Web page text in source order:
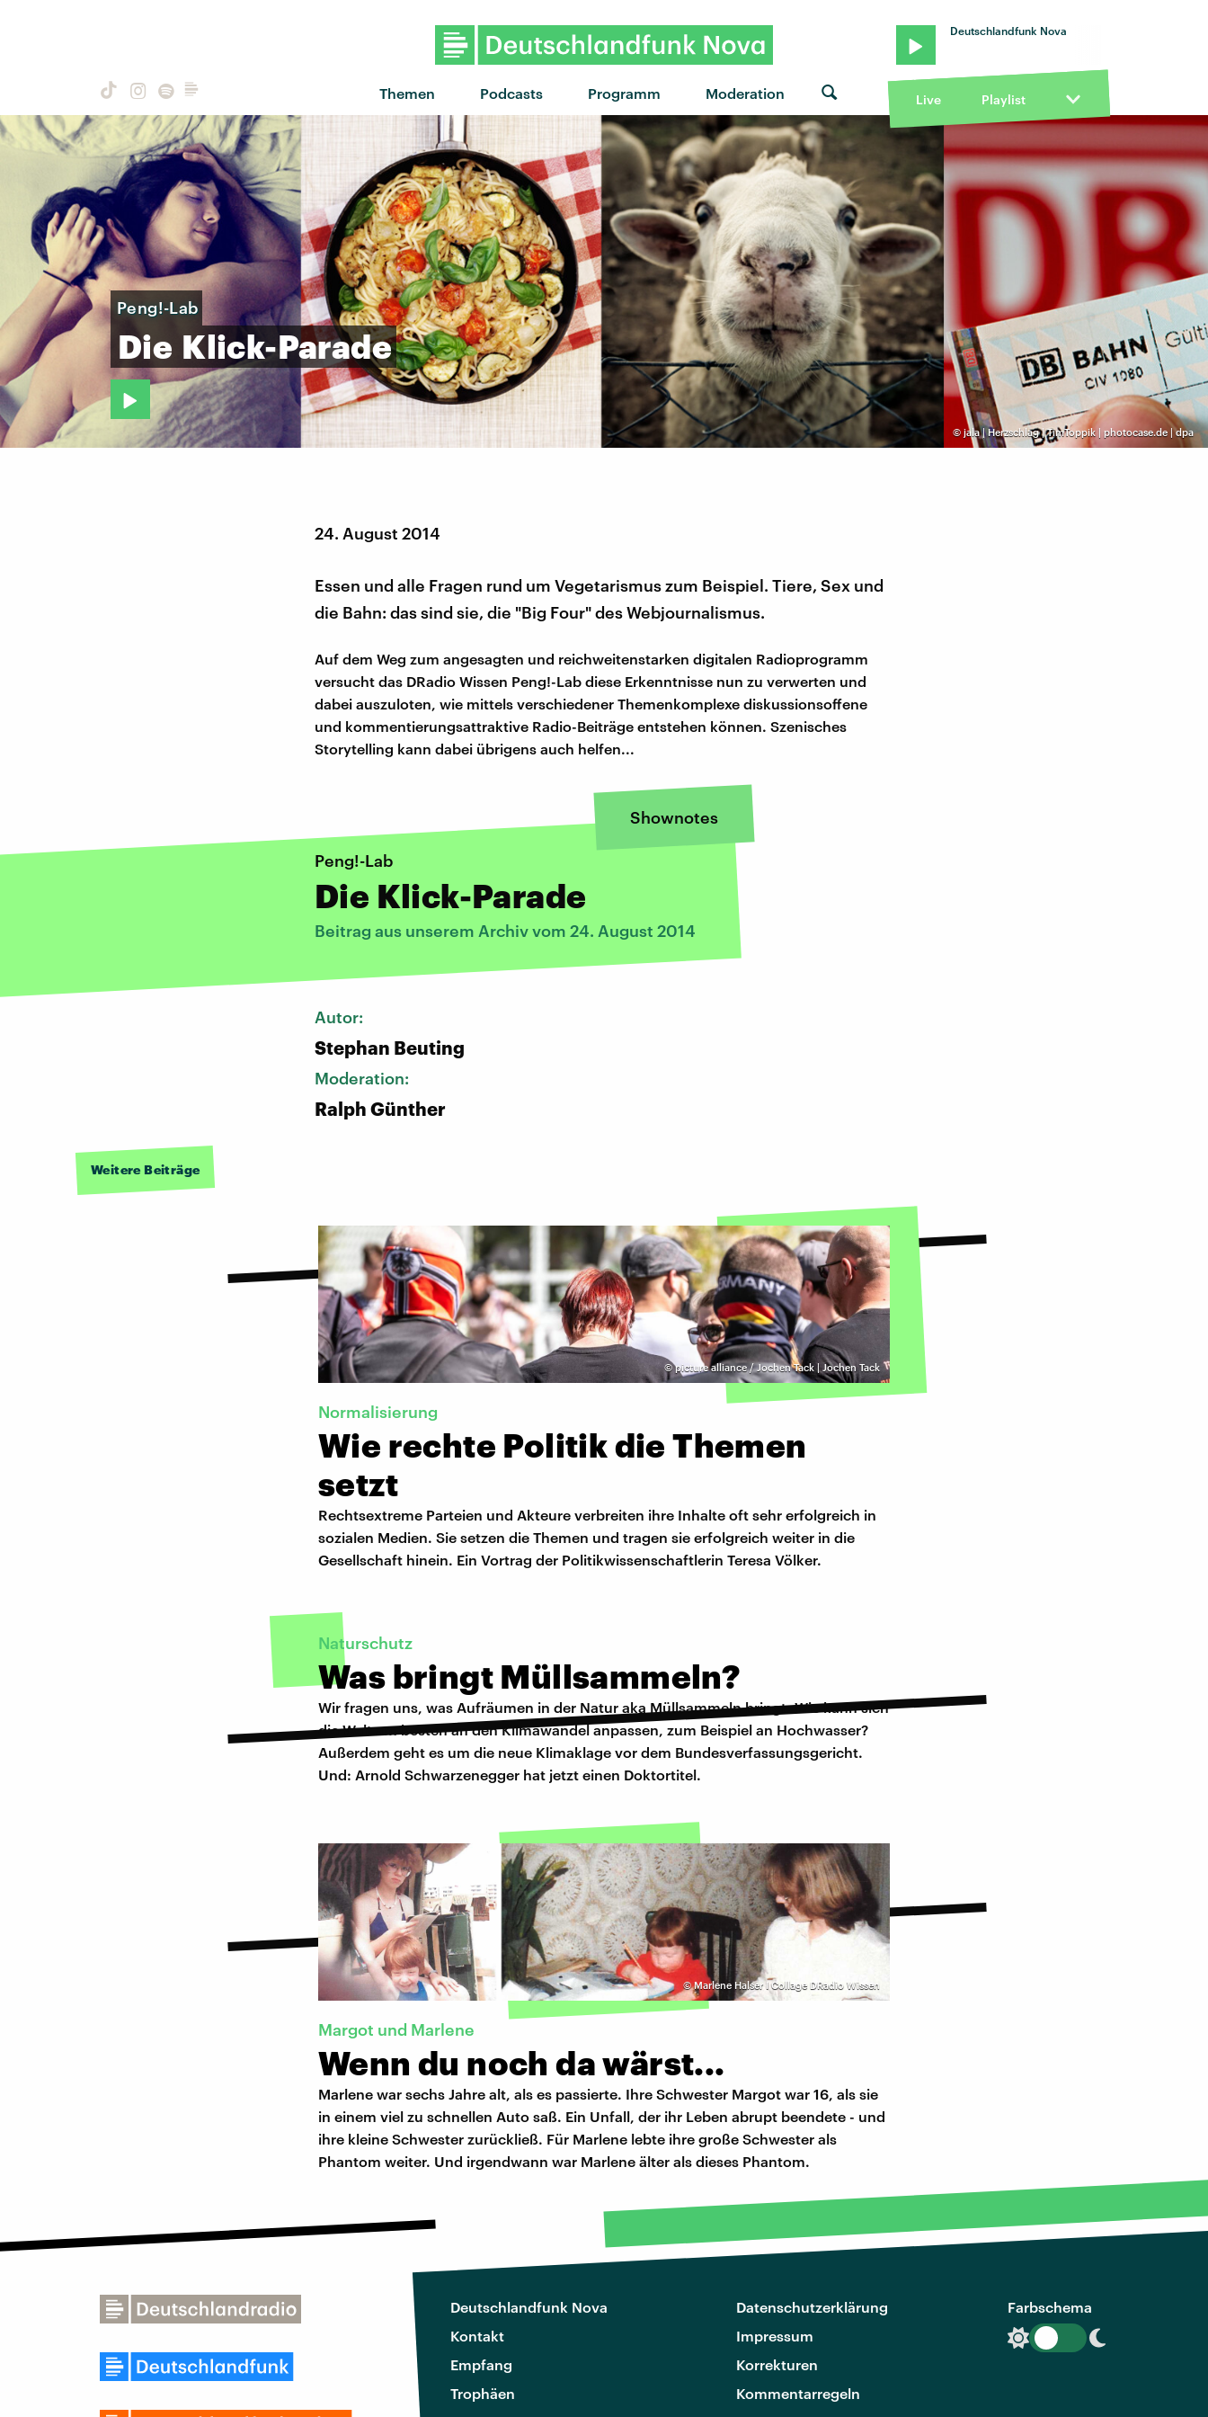
Themen Podcasts Programm Moderation
Deutschlandfunk Nova
Live Playlist
© jala | Herzschlag | TimToppik | photocase.de | dpa
Peng!-Lab
Die Klick-Parade
24. August 2014
Essen und alle Fragen rund um Vegetarismus zum Beispiel. Tiere, Sex und
die Bahn: das sind sie, die "Big Four" des Webjournalismus.
Auf dem Weg zum angesagten und reichweitenstarken digitalen Radioprogramm
versucht das DRadio Wissen Peng!-Lab diese Erkenntnisse nun zu verwerten und
dabei auszuloten, wie mittels verschiedener Themenkomplexe diskussionsoffene
und kommentierungsattraktive Radio-Beiträge entstehen können. Szenisches
Storytelling kann dabei übrigens auch helfen...
Shownotes
Peng!-Lab
Die Klick-Parade
Beitrag aus unserem Archiv vom 24. August 2014
Autor:
Stephan Beuting
Moderation:
Ralph Günther
Weitere Beiträge
©picture alliance / Jochen Tack | Jochen Tack
Normalisierung
Wie rechte Politik die Themen
setzt
Rechtsextreme Parteien und Akteure verbreiten ihre Inhalte oft sehr erfolgreich in
sozialen Medien. Sie setzen die Themen und tragen sie erfolgreich weiter in die
Gesellschaft hinein. Ein Vortrag der Politikwissenschaftlerin Teresa Völker.
Naturschutz
Was bringt Müllsammeln?
Wir fragen uns, was Aufräumen in der Natur aka Müllsammeln bringt. Wie kann sich
die Welt am besten an den Klimawandel anpassen, zum Beispiel an Hochwasser?
Außerdem geht es um die neue Klimaklage vor dem Bundesverfassungsgericht.
Und: Arnold Schwarzenegger hat jetzt einen Doktortitel.
©Marlene Halser I Collage DRadio Wissen
Margot und Marlene
Wenn du noch da wärst...
Marlene war sechs Jahre alt, als es passierte. Ihre Schwester Margot war 16, als sie
in einem viel zu schnellen Auto saß. Ein Unfall, der ihr Leben abrupt beendete - und
ihre kleine Schwester zurückließ. Für Marlene lebte ihre große Schwester als
Phantom weiter. Und irgendwann war Marlene älter als dieses Phantom.
Deutschlandfunk Nova
Kontakt
Empfang
Trophäen
Datenschutzerklärung
Impressum
Korrekturen
Kommentarregeln
Farbschema